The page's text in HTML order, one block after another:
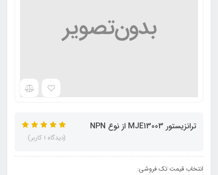
ترانزیستور MJE13003 از نوع NPN
(دیدگاه 1 کاربر)
انتخاب قیمت تک فروشی: